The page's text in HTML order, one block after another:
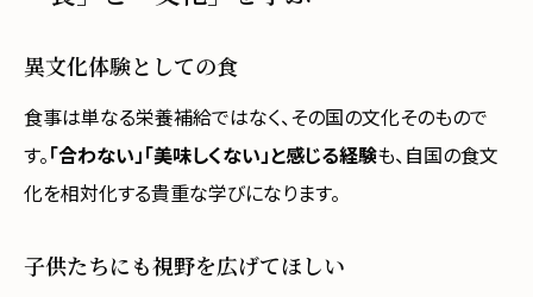
異文化体験としての食
食事は単なる栄養補給ではなく、その国の文化そのもので
す。 「合わない」「美味しくない」と感じる経験も、自国の食文
化を相対化する貴重な学びになります。
子供たちにも視野を広げてほしい